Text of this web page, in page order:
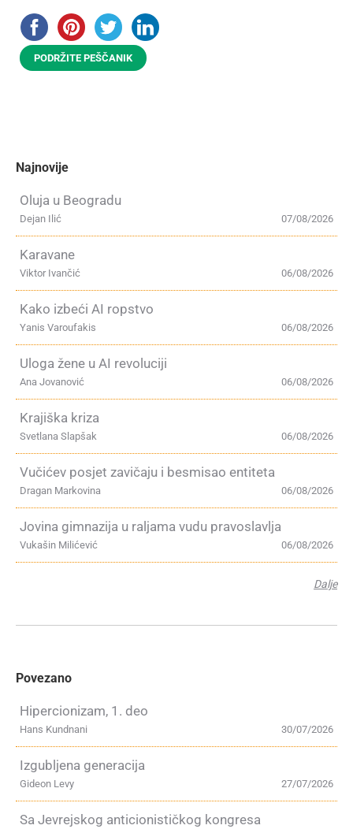
PODRŽITE PEŠČANIK
Najnovije
Oluja u Beogradu
07/08/2026
Dejan Ilić
Karavane
06/08/2026
Viktor Ivančić
Kako izbeći AI ropstvo
06/08/2026
Yanis Varoufakis
Uloga žene u AI revoluciji
06/08/2026
Ana Jovanović
Krajiška kriza
06/08/2026
Svetlana Slapšak
Vučićev posjet zavičaju i besmisao entiteta
06/08/2026
Dragan Markovina
Jovina gimnazija u raljama vudu pravoslavlja
06/08/2026
Vukašin Milićević
Dalje
Povezano
Hipercionizam, 1. deo
30/07/2026
Hans Kundnani
Izgubljena generacija
27/07/2026
Gideon Levy
Sa Jevrejskog anticionističkog kongresa